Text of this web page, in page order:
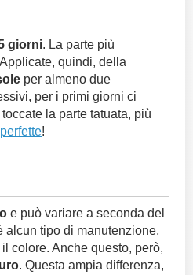
giorni. La parte più
quindi, della
per almeno due
per i primi giorni ci
la parte tatuata, più
!
e può variare a seconda del
alcun tipo di manutenzione,
colore. Anche questo, però,
. Questa ampia differenza,